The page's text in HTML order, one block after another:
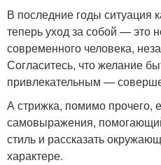
В последние годы ситуация
теперь уход за собой — это
современного человека,
Согласитесь, что желание
привлекательным —
А стрижка, помимо прочего,
самовыражения,
стиль и рассказать
характере.